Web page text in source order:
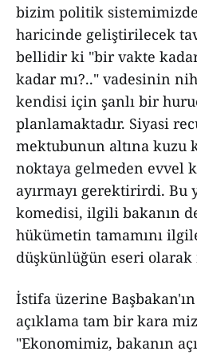
bizim politik
haricinde geliştirilecek
bellidir ki "bir vakte kadar
kadar mı?.." vadesinin
kendisi için şanlı bir
planlamaktadır. Siyasi
mektubunun altına kuzu
noktaya gelmeden evvel
ayırmayı gerektirirdi. Bu
komedisi, ilgili bakanın
hükümetin tamamını
düşkünlüğün eseri
İstifa üzerine Başbakan'ın
açıklama tam bir kara
"Ekonomimiz, bakanın